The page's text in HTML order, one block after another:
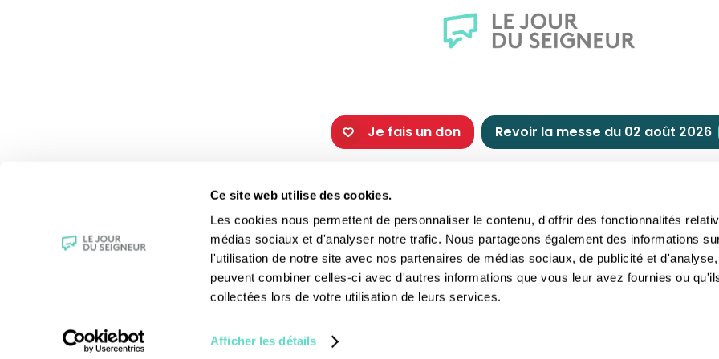
Ce site web utilise des cookies.
Les cookies nous permettent de personnaliser le contenu, d'offrir des fonctionnalités
médias sociaux et d'analyser notre trafic. Nous partageons également des informations
l'utilisation de notre site avec nos partenaires de médias sociaux, de publicité et
peuvent combiner celles-ci avec d'autres informations que vous leur avez fournies ou
collectées lors de votre utilisation de leurs services.
Afficher les détails
Je fais un don Revoir la messe du 02 août 2026
La messe
Magazine Le Jour du Seigneur
Générations Laudato Si’
Agenda Culturel
Les fêtes chrétiennes
Les saints du jour
La Bible
Les sacrements
Le patrimoine religieux
Les recettes et traditions
Comment nous
Faire un don
Réduction d’impôt
Philanthropie